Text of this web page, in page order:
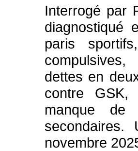
Interrogé par
diagnostiqué
paris
dettes en
contre GSK,
manque de
secondaires.
novembre